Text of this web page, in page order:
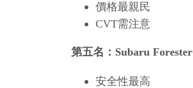
價格最親民
CVT需注意
第五名：Subaru Forester
安全性最高